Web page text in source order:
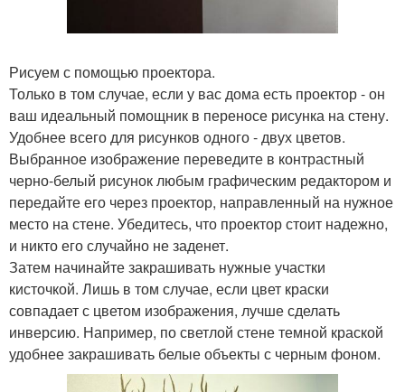
Рисуем с помощью проектора.
Только в том случае, если у вас дома есть проектор - он
ваш идеальный помощник в переносе рисунка на стену.
Удобнее всего для рисунков одного - двух цветов.
Выбранное изображение переведите в контрастный
черно-белый рисунок любым графическим редактором и
передайте его через проектор, направленный на нужное
место на стене. Убедитесь, что проектор стоит надежно,
и никто его случайно не заденет.
Затем начинайте закрашивать нужные участки
кисточкой. Лишь в том случае, если цвет краски
совпадает с цветом изображения, лучше сделать
инверсию. Например, по светлой стене темной краской
удобнее закрашивать белые объекты с черным фоном.